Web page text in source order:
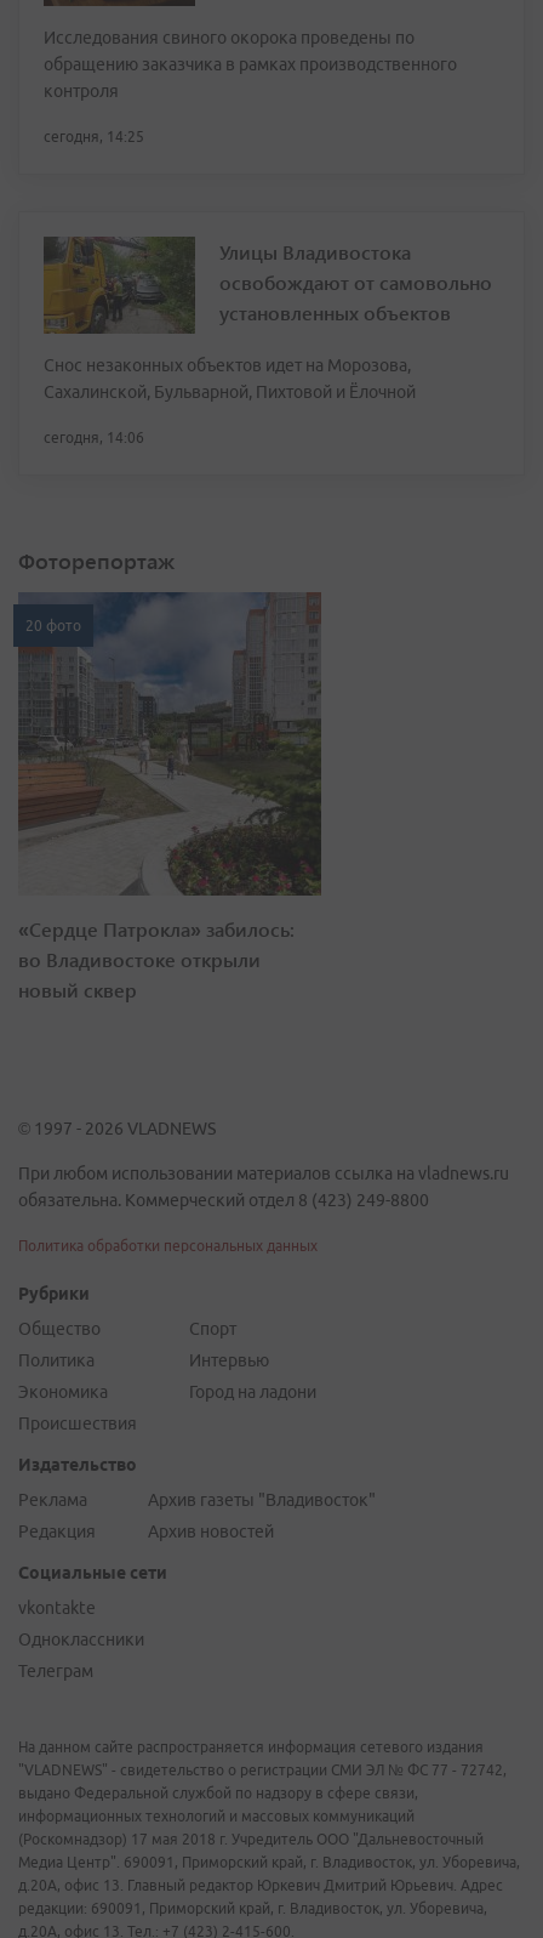
Исследования свиного окорока проведены по
обращению заказчика в рамках производственного
контроля
сегодня, 14:25
Улицы Владивостока
освобождают от самовольно
установленных объектов
Снос незаконных объектов идет на Морозова,
Сахалинской, Бульварной, Пихтовой и Ёлочной
сегодня, 14:06
Фоторепортаж
20 фото
«Сердце Патрокла» забилось:
во Владивостоке открыли
новый сквер
© 1997 - 2026 VLADNEWS
При любом использовании материалов ссылка на vladnews.ru
обязательна. Коммерческий отдел 8 (423) 249-8800
Политика обработки персональных данных
Рубрики
Общество
Политика
Экономика
Происшествия
Спорт
Интервью
Город на ладони
Издательство
Реклама
Редакция
Архив газеты "Владивосток"
Архив новостей
Социальные сети
vkontakte
Одноклассники
Телеграм
На данном сайте распространяется информация сетевого издания
"VLADNEWS" - свидетельство о регистрации СМИ ЭЛ № ФС 77 - 72742,
выдано Федеральной службой по надзору в сфере связи,
информационных технологий и массовых коммуникаций
(Роскомнадзор) 17 мая 2018 г. Учредитель ООО "Дальневосточный
Медиа Центр". 690091, Приморский край, г. Владивосток, ул. Уборевича,
д.20А, офис 13. Главный редактор Юркевич Дмитрий Юрьевич. Адрес
редакции: 690091, Приморский край, г. Владивосток, ул. Уборевича,
д.20А, офис 13. Тел.: +7 (423) 2-415-600.